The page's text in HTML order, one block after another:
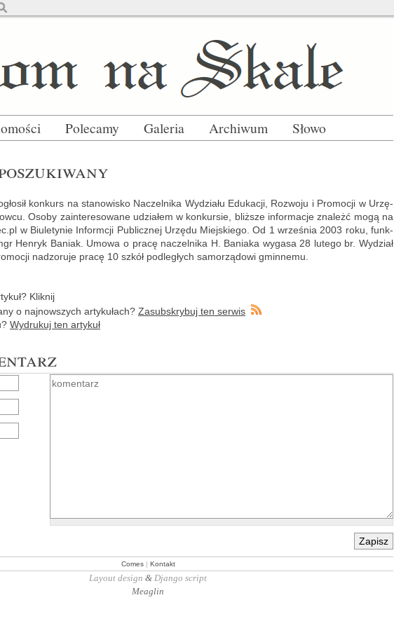
Polecamy Galeria Archiwum Słowo
kon­kurs na sta­no­wi­sko Na­czel­ni­ka Wy­dzia­łu Edu­ka­cji, Roz­wo­ju i Pro­mo­cji w Urzę­
Osoby za­in­te­re­so­wa­ne udzia­łem w kon­kur­sie, bliż­sze in­for­ma­cje zna­leżć mogą na
w Biu­le­ty­nie In­form­cji Pu­blicz­nej Urzę­du Miej­skie­go. Od 1 wrze­śnia 2003 roku, funk­
Hen­ryk Ba­niak. Umowa o pracę na­czel­ni­ka H. Ba­nia­ka wy­ga­sa 28 lu­te­go br. Wy­dział
nad­zo­ru­je pracę 10 szkół pod­le­głych sa­mo­rzą­do­wi gmin­ne­mu.
Klik­nij
o naj­now­szych ar­ty­ku­łach? Za­sub­skry­buj ten ser­wis
Wy­dru­kuj ten ar­ty­kuł
Comes| Kontakt
Layout design & Django script
Meaglin